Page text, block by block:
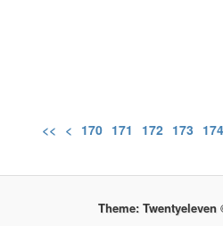
<< < 100
110
120
130
140
150
160
170 171 172 173 174
Theme: Twentyeleven